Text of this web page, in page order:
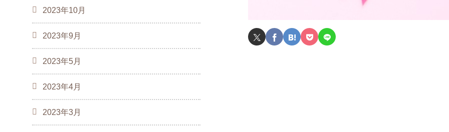
2023年10月
2023年9月
2023年5月
2023年4月
2023年3月